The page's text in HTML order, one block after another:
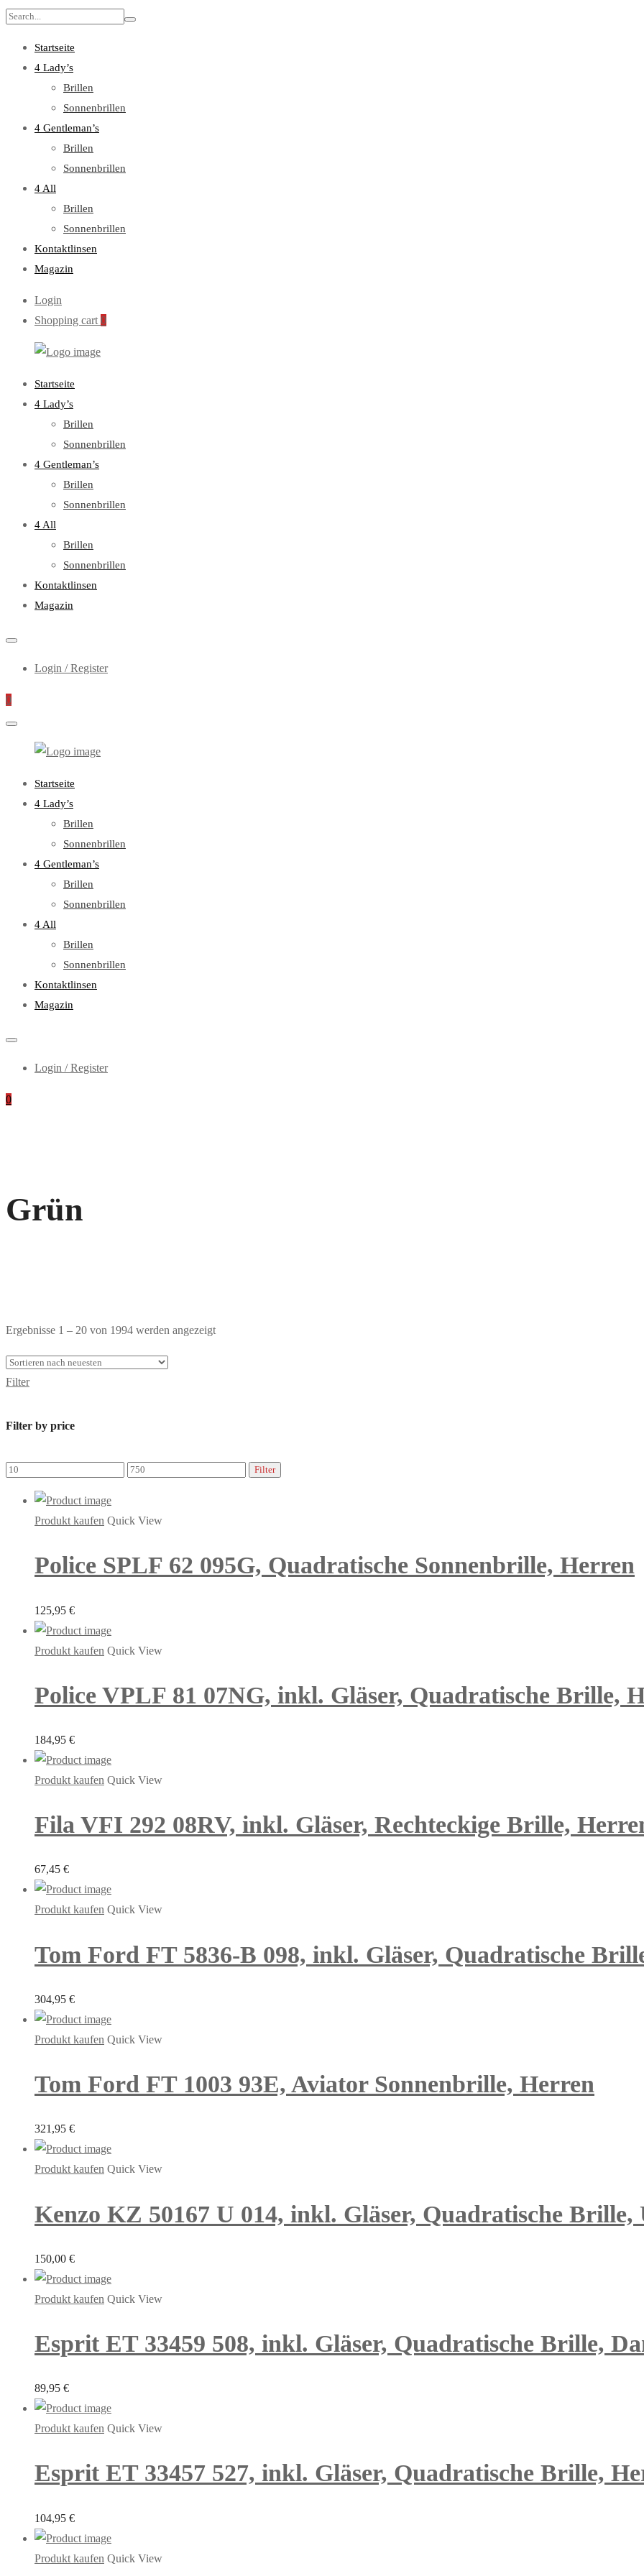
Search
Startseite
4 Lady’s
Brillen
Sonnenbrillen
4 Gentleman’s
Brillen
Sonnenbrillen
4 All
Brillen
Sonnenbrillen
Kontaktlinsen
Magazin
Login
Shopping cart 0
Primary
Menu
Startseite
4 Lady’s
Brillen
Sonnenbrillen
4 Gentleman’s
Brillen
Sonnenbrillen
4 All
Brillen
Sonnenbrillen
Kontaktlinsen
Magazin
Login / Register
0
Primary
Menu
Startseite
4 Lady’s
Brillen
Sonnenbrillen
4 Gentleman’s
Brillen
Sonnenbrillen
4 All
Brillen
Sonnenbrillen
Kontaktlinsen
Magazin
Login / Register
0
Grün
Toggle
Sidebar
Ergebnisse 1 – 20 von 1994 werden angezeigtNach
Filter
Filter by price
Min.
Max.
Filter
Produkt kaufen Quick View
Police SPLF 62 095G, Quadratische Sonnenbrille, Herren
125,95 €
Produkt kaufen Quick View
Police VPLF 81 07NG, inkl. Gläser, Quadratische Brille,
184,95 €
Produkt kaufen Quick View
Fila VFI 292 08RV, inkl. Gläser, Rechteckige Brille,
67,45 €
Produkt kaufen Quick View
Tom Ford FT 5836-B 098, inkl. Gläser, Quadratische
304,95 €
Produkt kaufen Quick View
Tom Ford FT 1003 93E, Aviator Sonnenbrille, Herren
321,95 €
Produkt kaufen Quick View
Kenzo KZ 50167 U 014, inkl. Gläser, Quadratische Brille,
150,00 €
Produkt kaufen Quick View
Esprit ET 33459 508, inkl. Gläser, Quadratische Brille,
89,95 €
Produkt kaufen Quick View
Esprit ET 33457 527, inkl. Gläser, Quadratische Brille,
104,95 €
Produkt kaufen Quick View